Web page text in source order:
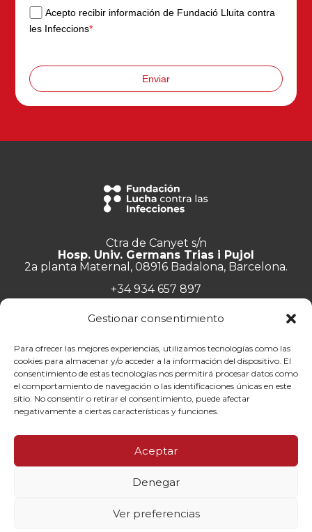
Gestionar consentimiento
Para ofrecer las mejores experiencias, utilizamos tecnologías como las
cookies para almacenar y/o acceder a la información del dispositivo. El
consentimiento de estas tecnologías nos permitirá procesar datos como
el comportamiento de navegación o las identificaciones únicas en este
sitio. No consentir o retirar el consentimiento, puede afectar
negativamente a ciertas características y funciones.
Aceptar
Denegar
Ver preferencias
Acepto recibir información de Fundació Lluita contra
les Infeccions*
Enviar
Ctra de Canyet s/n
Hosp. Univ. Germans Trias i Pujol
2a planta Maternal, 08916 Badalona, Barcelona.
+34 934 657 897
info@lluita.org
Trabaja con nosotros
Transparencia
Canal de denuncias
Contacto
privacidad·Política de cookies